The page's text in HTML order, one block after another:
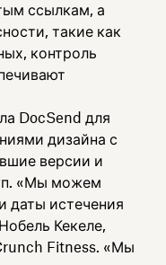
ссылкам, а
такие как
контроль
DocSend для
дизайна с
версии и
«Мы можем
даты истечения
Кекеле,
Fitness. «Мы